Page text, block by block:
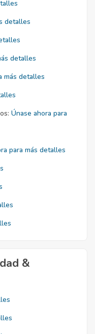
detalles
detalles
más detalles
Únase ahora para
para más detalles
&